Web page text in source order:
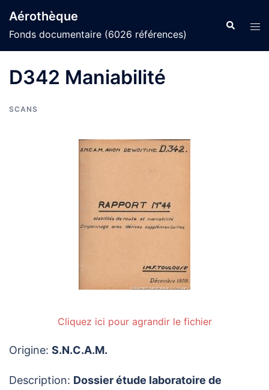
au
contenu
Aérothèque
Fonds documentaire (6026 références)
D342 Maniabilité
SCANS
Cliquez ici pour agrandir le fichier
Origine: S.N.C.A.M.
Description: Dossier étude laboratoire de